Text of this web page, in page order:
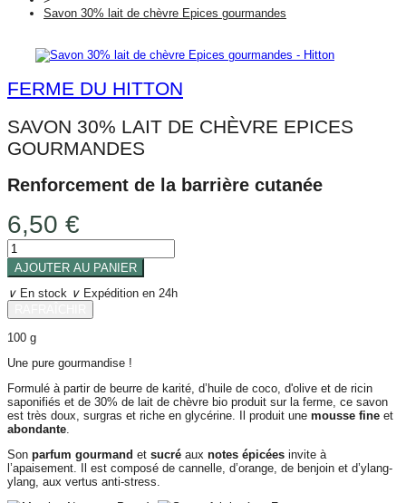
Savon 30% lait de chèvre Epices gourmandes
FERME DU HITTON
SAVON 30% LAIT DE CHÈVRE EPICES
GOURMANDES
Renforcement de la barrière cutanée
6,50 €
AJOUTER AU PANIER
∨ En stock ∨ Expédition en 24h
100 g
Une pure gourmandise !
Formulé à partir de beurre de karité, d’huile de coco, d'olive et de ricin
saponifiés et de 30% de lait de chèvre bio produit sur la ferme, ce savon
est très doux, surgras et riche en glycérine. Il produit une mousse fine et
abondante.
Son parfum gourmand et sucré aux notes épicées invite à
l’apaisement. Il est composé de cannelle, d’orange, de benjoin et d’ylang-
ylang, aux vertus anti-stress.